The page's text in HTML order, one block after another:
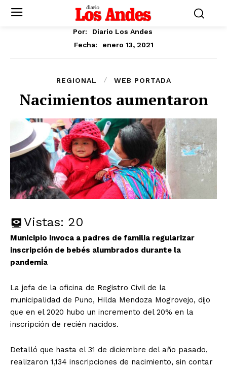
Por:
Diario Los Andes
Fecha:
enero 13, 2021
REGIONAL WEB PORTADA
Nacimientos aumentaron
Vistas: 20
Municipio invoca a padres de familia regularizar
inscripción de bebés alumbrados durante la
pandemia
La jefa de la oficina de Registro Civil de la
municipalidad de Puno, Hilda Mendoza Mogrovejo, dijo
que en el 2020 hubo un incremento del 20% en la
inscripción de recién nacidos.
Detalló que hasta el 31 de diciembre del año pasado,
realizaron 1,134 inscripciones de nacimiento, sin contar